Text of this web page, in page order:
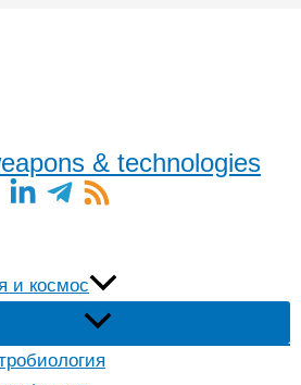
& technologies
и космос